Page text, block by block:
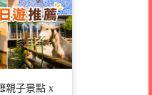
親子景點 x